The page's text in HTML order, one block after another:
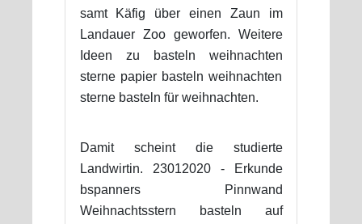
samt Käfig über einen Zaun im
Landauer Zoo geworfen. Weitere
Ideen zu basteln weihnachten
sterne papier basteln weihnachten
sterne basteln für weihnachten.
Damit scheint die studierte
Landwirtin. 23012020 - Erkunde
bspanners Pinnwand
Weihnachtsstern basteln auf